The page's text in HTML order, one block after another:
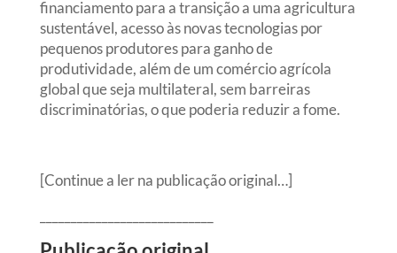
financiamento para a transição a uma agricultura
sustentável, acesso às novas tecnologias por
pequenos produtores para ganho de
produtividade, além de um comércio agrícola
global que seja multilateral, sem barreiras
discriminatórias, o que poderia reduzir a fome.
[Continue a ler na publicação original…]